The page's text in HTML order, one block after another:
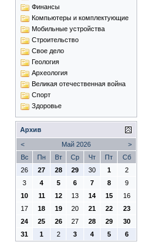
Финансы
Компьютеры и комплектующие
Мобильные устройства
Строительство
Свое дело
Геология
Археология
Великая отечественная война
Спорт
Здоровье
Архив
<
>
Май 2026
Вс
Пн Вт Ср Чт Пт
Сб
26
27 28 29 30 1
2
3
4 5 6 7 8
9
10
11 12 13 14 15
16
17
18 19 20 21 22
23
24
25 26 27 28 29
30
31
1 2 3 4 5 6